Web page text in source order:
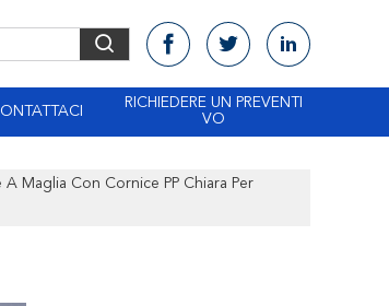
RICHIEDERE UN PREVENTI
VO
Maglia Con Cornice PP Chiara Per